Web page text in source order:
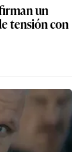
un
tensión con